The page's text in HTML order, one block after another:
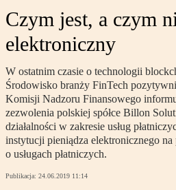
Czym jest, a czym
elektroniczny
W ostatnim czasie o technologii
Środowisko branży FinTech
Komisji Nadzoru Finansowego
zezwolenia polskiej spółce Billon
działalności w zakresie usług
instytucji pieniądza elektronicznego
o usługach płatniczych.
Publikacja: 24.06.2019 11:14